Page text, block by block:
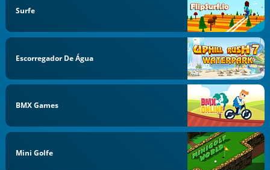
Surfe
Escorregador De Água
BMX Games
Mini Golfe